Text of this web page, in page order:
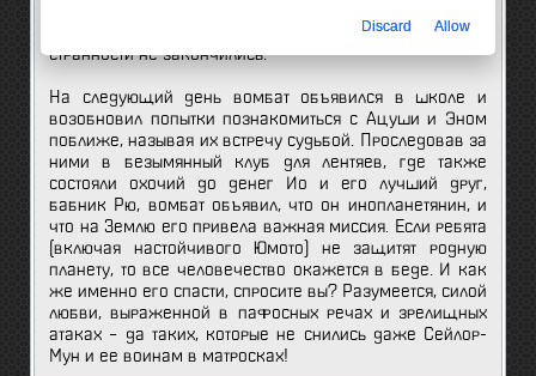
в банях и обожающий животных. Впрочем, на этом
странности не закончились.
На следующий день вомбат объявился в школе и
возобновил попытки познакомиться с Ацуши и Эном
поближе, называя их встречу судьбой. Проследовав за
ними в безымянный клуб для лентяев, где также
состояли охочий до денег Ио и его лучший друг,
бабник Рю, вомбат объявил, что он инопланетянин, и
что на Землю его привела важная миссия. Если ребята
(включая настойчивого Юмото) не защитят родную
планету, то все человечество окажется в беде. И как
же именно его спасти, спросите вы? Разумеется, силой
любви, выраженной в пафосных речах и зрелищных
атаках – да таких, которые не снились даже Сейлор-
Мун и ее воинам в матросках!
Discard Allow